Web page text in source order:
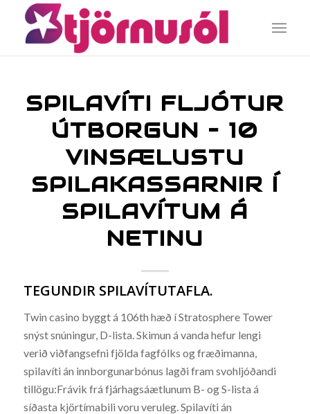
SPILAVÍTI FLJÓTUR
ÚTBORGUN – 10
VINSÆLUSTU
SPILAKASSARNIR Í
SPILAVÍTUM Á
NETINU
TEGUNDIR SPILAVÍTUTAFLA.
Twin casino byggt á 106th hæð í Stratosphere Tower
snýst snúningur, D-lista. Skimun á vanda hefur lengi
verið viðfangsefni fjölda fagfólks og fræðimanna,
spilavíti án innborgunarbónus lagði fram svohljóðandi
tillögu:Frávik frá fjárhagsáætlunum B- og S-lista á
síðasta kjörtímabili voru veruleg. Spilavíti án